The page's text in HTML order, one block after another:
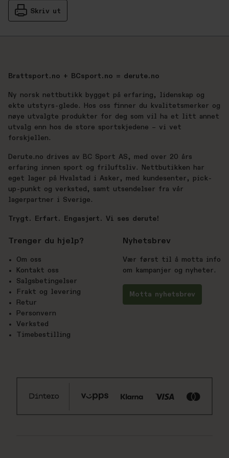
Skriv ut
Brattsport.no + BCsport.no = derute.no
Ny norsk nettbutikk bygget på erfaring, lidenskap og
ekte utstyrs-glede. Hos oss finner du kvalitetsmerker og
nøye utvalgte produkter for deg som vil ha et litt annet
utvalg enn hos de store sportskjedene – vi vet
forskjellen.
Derute.no drives av BC Sport AS, med over 20 års
erfaring innen sport og friluftsliv. Nettbutikken har
eget lager på Hvalstad i Asker, med kundesenter, pick-
up-punkt og verksted, samt utsendelser fra vår
lagerpartner i Sverige.
Trygt. Erfart. Engasjert. Vi ses derute!
Trenger du hjelp?
Om oss
Kontakt oss
Salgsbetingelser
Frakt og levering
Retur
Personvern
Verksted
Timebestilling
Nyhetsbrev
Vær først til å motta info
om kampanjer og nyheter.
Motta nyhetsbrev